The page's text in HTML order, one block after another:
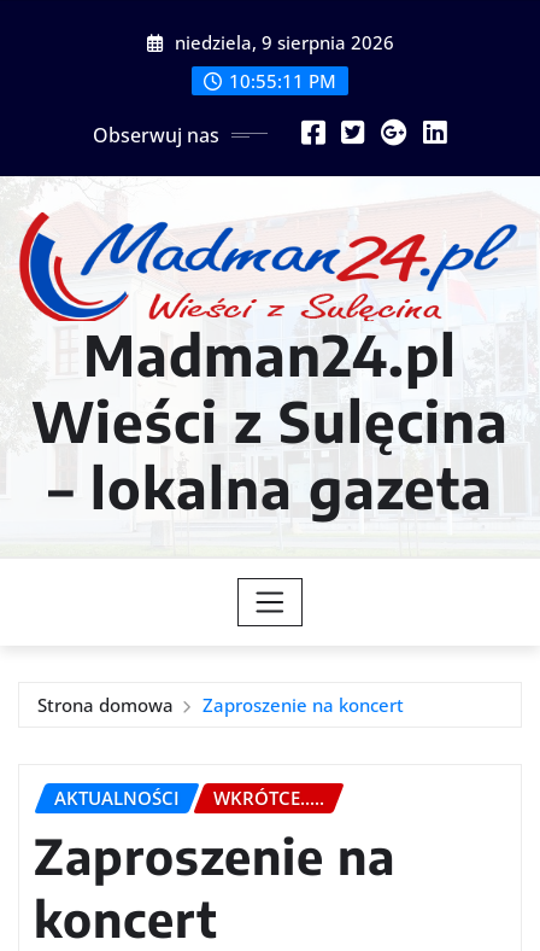
niedziela, 9 sierpnia 2026
10:55:14 PM
Obserwuj nas
Madman24.pl
Wieści z Sulęcina
– lokalna gazeta
Strona domowa Zaproszenie na koncert
AKTUALNOŚCI WKRÓTCE.....
Zaproszenie na
koncert